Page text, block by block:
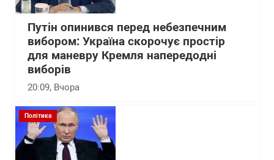
Путін опинився перед небезпечним
вибором: Україна скорочує простір
для маневру Кремля напередодні
виборів
20:09, Вчора
Політика